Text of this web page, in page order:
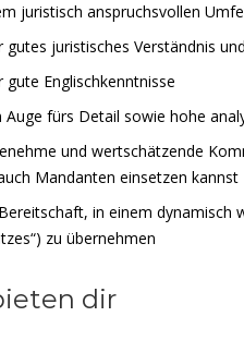
juristisch anspruchsvollen
gutes juristisches Verständnis
gute Englischkenntnisse
Auge fürs Detail sowie hohe
und wertschätzende
Mandanten einsetzen kannst
in einem dynamisch
zu übernehmen
dir